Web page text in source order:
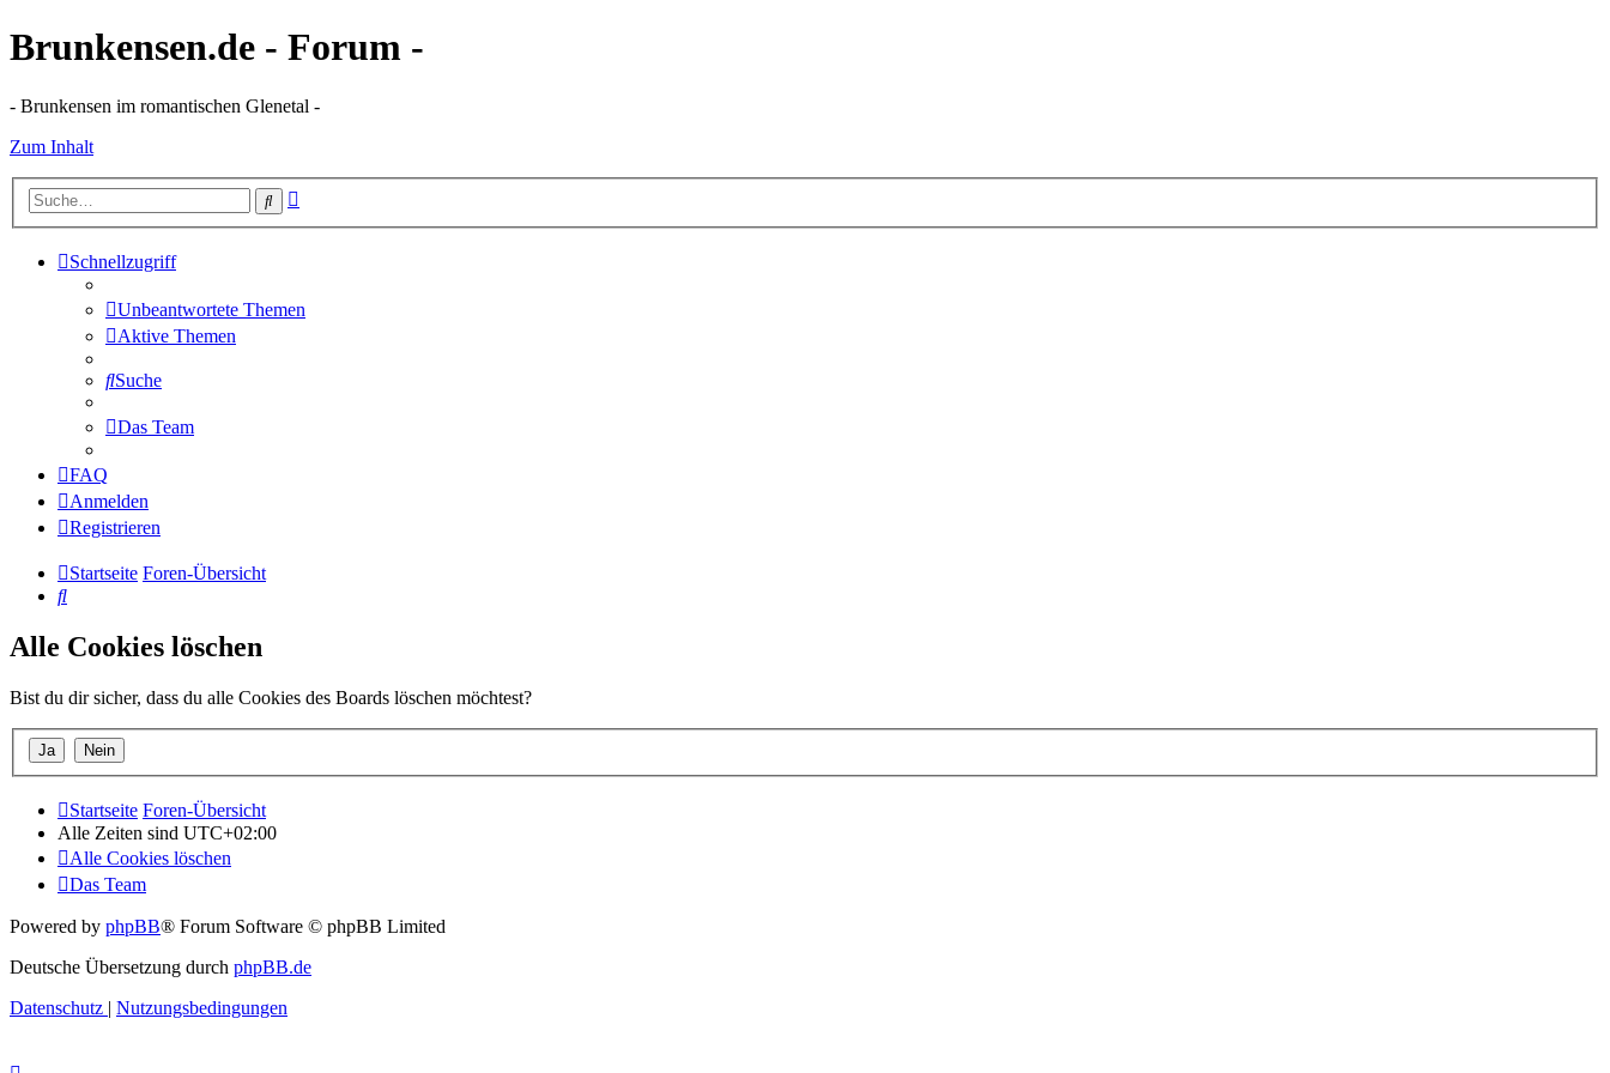
Brunkensen.de - Forum -
- Brunkensen im romantischen Glenetal -
Zum Inhalt
Suche
Schnellzugriff
Unbeantwortete Themen
Aktive Themen
Suche
Das Team
FAQ
Anmelden
Registrieren
Startseite Foren-Übersicht
Suche
Alle Cookies löschen
Bist du dir sicher, dass du alle Cookies des Boards löschen möchtest?
Startseite Foren-Übersicht
Alle Zeiten sind UTC+02:00
Alle Cookies löschen
Das Team
Powered by phpBB® Forum Software © phpBB Limited
Deutsche Übersetzung durch phpBB.de
Datenschutz | Nutzungsbedingungen